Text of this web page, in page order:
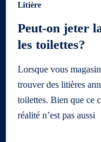
Litière
Peut-on jeter
les toilettes?
Lorsque vous
trouver des litières
toilettes. Bien que ce
réalité n’est pas aussi